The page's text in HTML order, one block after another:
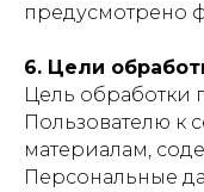
предусмотрено
6. Цели
Цель обработки
Пользователю к
материалам,
Персональные